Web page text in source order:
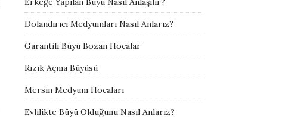
Dolandırıcı Medyumları Nasıl Anlarız?
Garantili Büyü Bozan Hocalar
Rızık Açma Büyüsü
Mersin Medyum Hocaları
Evlilikte Büyü Olduğunu Nasıl Anlarız?